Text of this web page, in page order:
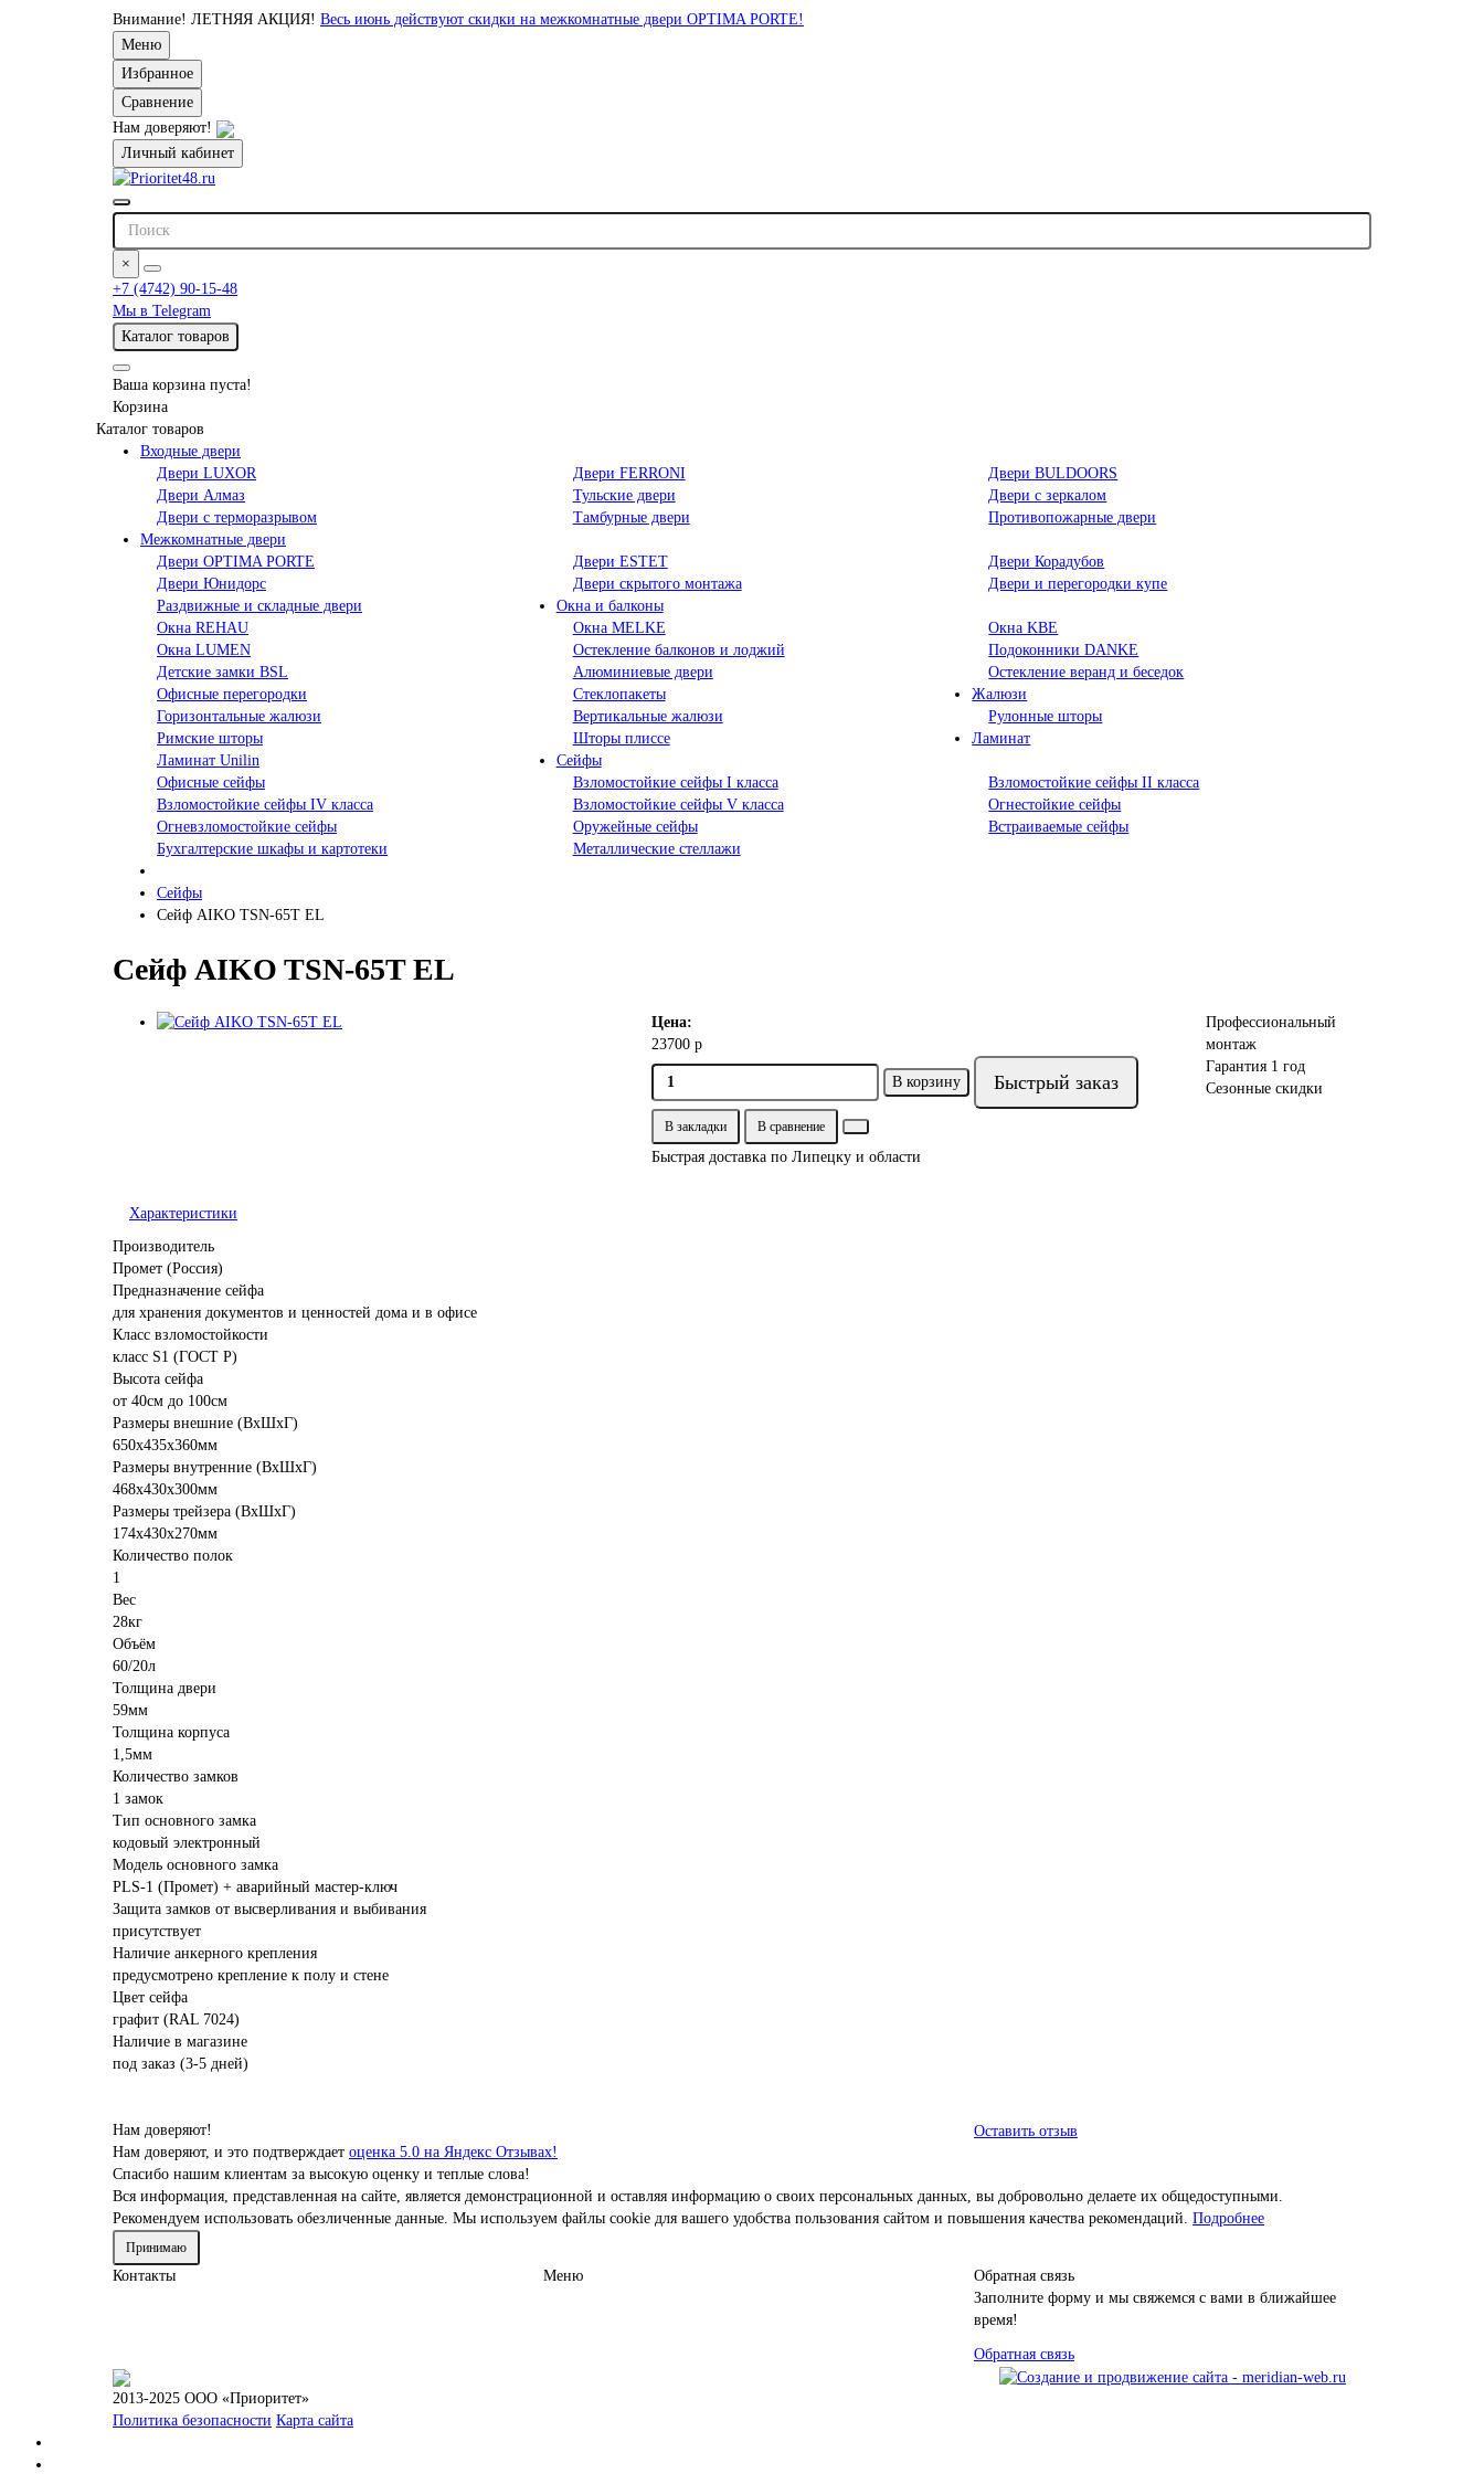
Внимание! ЛЕТНЯЯ АКЦИЯ! Весь июнь действуют скидки на межкомнатные двери OPTIMA PORTE!
Меню
Избранное
Сравнение
Нам доверяют!
Личный кабинет
×
+7 (4742) 90-15-48
Мы в Telegram
Каталог товаров
Ваша корзина пуста!
Корзина
Каталог товаров
Входные двери
Двери LUXOR
Двери FERRONI
Двери BULDOORS
Двери Алмаз
Тульские двери
Двери с зеркалом
Двери с терморазрывом
Тамбурные двери
Противопожарные двери
Межкомнатные двери
Двери OPTIMA PORTE
Двери ESTET
Двери Корадубов
Двери Юнидорс
Двери скрытого монтажа
Двери и перегородки купе
Раздвижные и складные двери
Окна и балконы
Окна REHAU
Окна MELKE
Окна KBE
Окна LUMEN
Остекление балконов и лоджий
Подоконники DANKE
Детские замки BSL
Алюминиевые двери
Остекление веранд и беседок
Офисные перегородки
Стеклопакеты
Жалюзи
Горизонтальные жалюзи
Вертикальные жалюзи
Рулонные шторы
Римские шторы
Шторы плиссе
Ламинат
Ламинат Unilin
Сейфы
Офисные сейфы
Взломостойкие сейфы I класса
Взломостойкие сейфы II класса
Взломостойкие сейфы IV класса
Взломостойкие сейфы V класса
Огнестойкие сейфы
Огневзломостойкие сейфы
Оружейные сейфы
Встраиваемые сейфы
Бухгалтерские шкафы и картотеки
Металлические стеллажи
Сейфы
Сейф AIKO TSN-65T EL
Сейф AIKO TSN-65T EL
Цена:
23700 р
В корзину Быстрый заказ
В закладки В сравнение
Быстрая доставка по Липецку и области
Профессиональный
монтаж
Гарантия 1 год
Сезонные скидки
Характеристики
Производитель
Промет (Россия)
Предназначение сейфа
для хранения документов и ценностей дома и в офисе
Класс взломостойкости
класс S1 (ГОСТ Р)
Высота сейфа
от 40см до 100см
Размеры внешние (ВхШхГ)
650x435x360мм
Размеры внутренние (ВхШхГ)
468x430x300мм
Размеры трейзера (ВхШхГ)
174х430х270мм
Количество полок
1
Вес
28кг
Объём
60/20л
Толщина двери
59мм
Толщина корпуса
1,5мм
Количество замков
1 замок
Тип основного замка
кодовый электронный
Модель основного замка
PLS-1 (Промет) + аварийный мастер-ключ
Защита замков от высверливания и выбивания
присутствует
Наличие анкерного крепления
предусмотрено крепление к полу и стене
Цвет сейфа
графит (RAL 7024)
Наличие в магазине
под заказ (3-5 дней)
Нам доверяют!
Нам доверяют, и это подтверждает оценка 5.0 на Яндекс Отзывах!
Спасибо нашим клиентам за высокую оценку и теплые слова!
Оставить отзыв
Вся информация, представленная на сайте, является демонстрационной и оставляя информацию о своих персональных данных, вы добровольно делаете их общедоступными.
Рекомендуем использовать обезличенные данные. Мы используем файлы cookie для вашего удобства пользования сайтом и повышения качества рекомендаций. Подробнее
Принимаю
Контакты Меню
Обратная связь
Заполните форму и мы свяжемся с вами в ближайшее
время!
Обратная связь
2013-2025 ООО «Приоритет»
Политика безопасности Карта сайта